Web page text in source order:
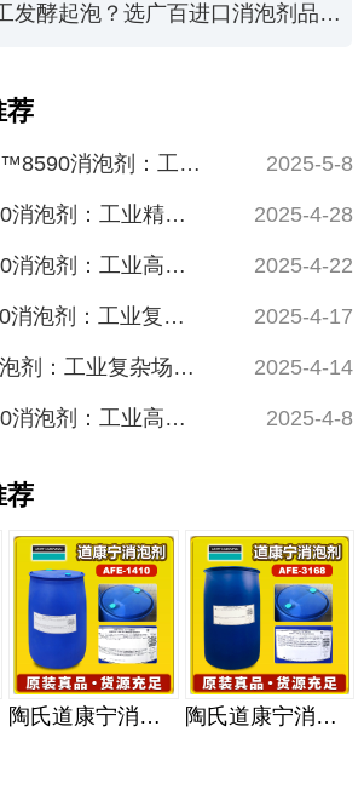
食品加工发酵起泡？选广百进口消泡剂品牌抑泡无烦恼
荐
道康宁DOWSIL™8590消泡剂：工业高效... 2025-5-8
道康宁AFE-7620消泡剂：工业精密制造的... 2025-4-28
道康宁AFE-0020消泡剂：工业高能场景的... 2025-4-22
道康宁AFE-0110消泡剂：工业复杂体系的... 2025-4-17
道康宁DC-51消泡剂：工业复杂场景下的“全... 2025-4-14
道康宁AFE-0100消泡剂：工业高精度场景... 2025-4-8
荐
陶氏道康宁消泡剂 陶氏道康宁消泡剂